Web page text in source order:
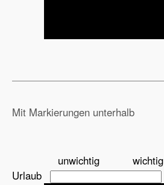
Mit Markierungen unterhalb
unwichtig wichtig
Urlaub